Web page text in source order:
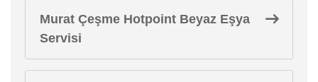
Murat Çeşme Hotpoint Beyaz Eşya
Servisi